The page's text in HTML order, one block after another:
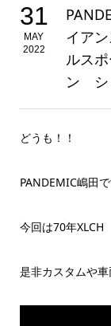
31
MAY
2022
イア
ルス
ン シ
どうも！！
PANDEMIC嶋田で
今回は70年XLCH
是非カスタムや